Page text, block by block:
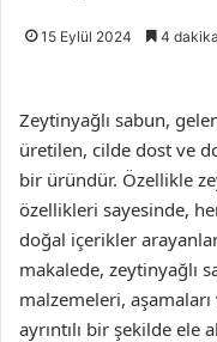
15 Eylül 2024 4
Zeytinyağlı sabun,
üretilen, cilde dost ve
bir üründür. Özellikle
özellikleri sayesinde,
doğal içerikler
makalede, zeytinyağlı
malzemeleri,
ayrıntılı bir şekilde ele